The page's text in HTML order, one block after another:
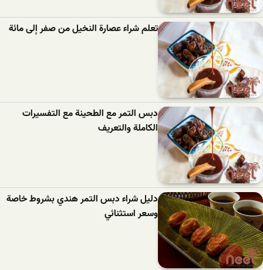
تعلم شراء عصارة النخيل من صفر إلى مائة
دبس التمر مع الطحينة مع التفسيرات
الكاملة والتعريف
دليل شراء دبس التمر هندي بشروط خاصة
وسعر استثنائي